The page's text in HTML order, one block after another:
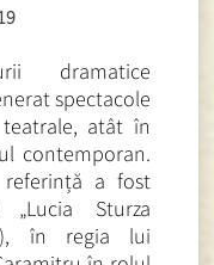
dramatice
spectacole
atât în
contemporan.
a fost
Sturza
în regia lui